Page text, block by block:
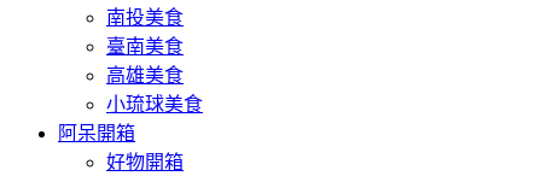
南投美食
臺南美食
高雄美食
小琉球美食
阿呆開箱
好物開箱